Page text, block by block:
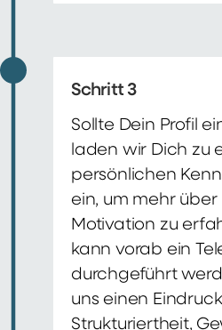
Schritt 3
Sollte Dein Profil
laden wir Dich zu
persönlichen
ein, um mehr
Motivation zu
kann vorab ein
durchgeführt
uns einen
Strukturiertheit,